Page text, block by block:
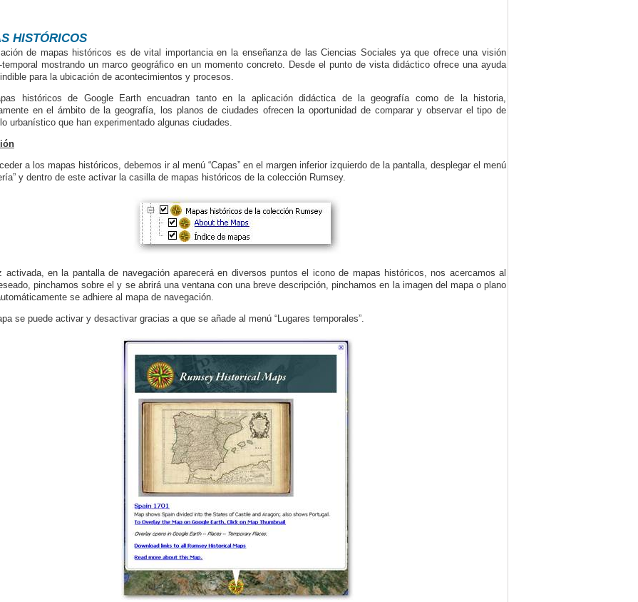
HISTÓRICOS
de mapas históricos es de vital importancia en la enseñanza de las Ciencias Sociales ya que ofrece una visión
temporal mostrando un marco geográfico en un momento concreto. Desde el punto de vista didáctico ofrece una ayuda
para la ubicación de acontecimientos y procesos.
históricos de Google Earth encuadran tanto en la aplicación didáctica de la geografía como de la historia,
en el ámbito de la geografía, los planos de ciudades ofrecen la oportunidad de comparar y observar el tipo de
urbanístico que han experimentado algunas ciudades.
a los mapas históricos, debemos ir al menú “Capas” en el margen inferior izquierdo de la pantalla, desplegar el menú
y dentro de este activar la casilla de mapas históricos de la colección Rumsey.
activada, en la pantalla de navegación aparecerá en diversos puntos el icono de mapas históricos, nos acercamos al
pinchamos sobre el y se abrirá una ventana con una breve descripción, pinchamos en la imagen del mapa o plano
se adhiere al mapa de navegación.
se puede activar y desactivar gracias a que se añade al menú “Lugares temporales”.